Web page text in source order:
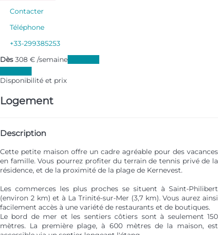
Contacter
Téléphone
+33-299385253
Dès 308 € /semaine
Disponibilité et prix
Logement
Description
Cette petite maison offre un cadre agréable pour des vacances
en famille. Vous pourrez profiter du terrain de tennis privé de la
résidence, et de la proximité de la plage de Kernevest.
Les commerces les plus proches se situent à Saint-Philibert
(environ 2 km) et à La Trinité-sur-Mer (3,7 km). Vous aurez ainsi
facilement accès à une variété de restaurants et de boutiques.
Le bord de mer et les sentiers côtiers sont à seulement 150
mètres. La première plage, à 600 mètres de la maison, est